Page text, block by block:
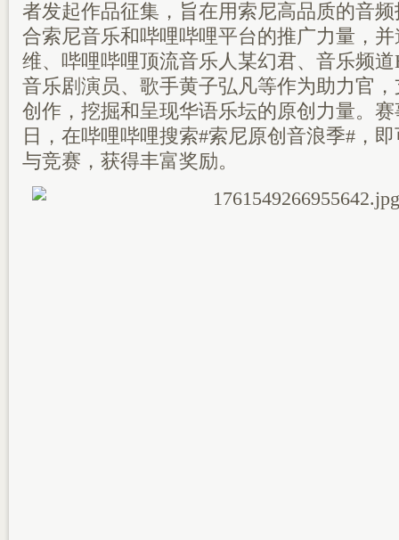
者发起作品征集，旨在用索尼高品质的音
合索尼音乐和哔哩哔哩平台的推广力量，
维、哔哩哔哩顶流音乐人某幻君、音乐频
音乐剧演员、歌手黄子弘凡等作为助力官
创作，挖掘和呈现华语乐坛的原创力量。赛
日，在哔哩哔哩搜索#索尼原创音浪季#，
与竞赛，获得丰富奖励。